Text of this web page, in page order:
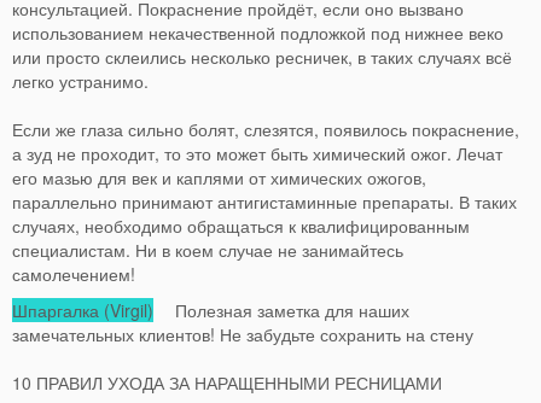
консультацией. Покраснение пройдёт, если оно вызвано
использованием некачественной подложкой под нижнее веко
или просто склеились несколько ресничек, в таких случаях всё
легко устранимо.
Если же глаза сильно болят, слезятся, появилось покраснение,
а зуд не проходит, то это может быть химический ожог. Лечат
его мазью для век и каплями от химических ожогов,
параллельно принимают антигистаминные препараты. В таких
случаях, необходимо обращаться к квалифицированным
специалистам. Ни в коем случае не занимайтесь
самолечением!
Шпаргалка (Virgil) Полезная заметка для наших
замечательных клиентов! Не забудьте сохранить на стену
10 ПРАВИЛ УХОДА ЗА НАРАЩЕННЫМИ РЕСНИЦАМИ